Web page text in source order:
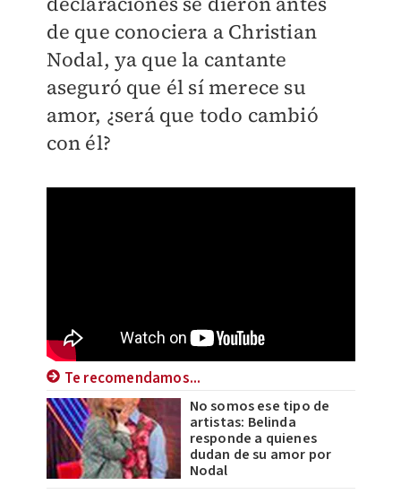
de que conociera a Christian
Nodal, ya que la cantante
aseguró que él sí merece su
amor, ¿será que todo cambió
con él?
Te recomendamos...
No somos ese tipo de
artistas: Belinda
responde a quienes
dudan de su amor por
Nodal